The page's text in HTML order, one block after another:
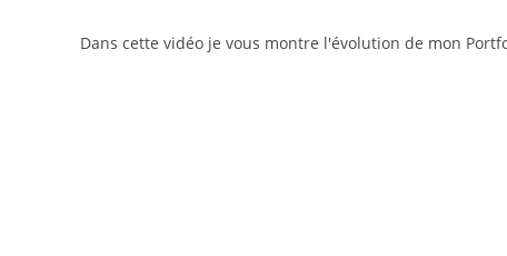
Dans cette vidéo je vous montre l'évolution de mon